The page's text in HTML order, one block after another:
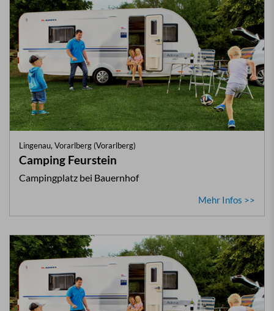
Lingenau, Vorarlberg (Vorarlberg)
Camping Feurstein
Campingplatz bei Bauernhof
Mehr Infos >>